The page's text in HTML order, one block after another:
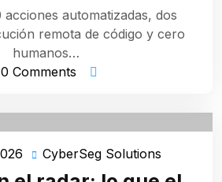
acciones automatizadas, dos
remota de código y cero
humanos…
0 Comments
abril
28,
CyberSeg Solutions
Solutions